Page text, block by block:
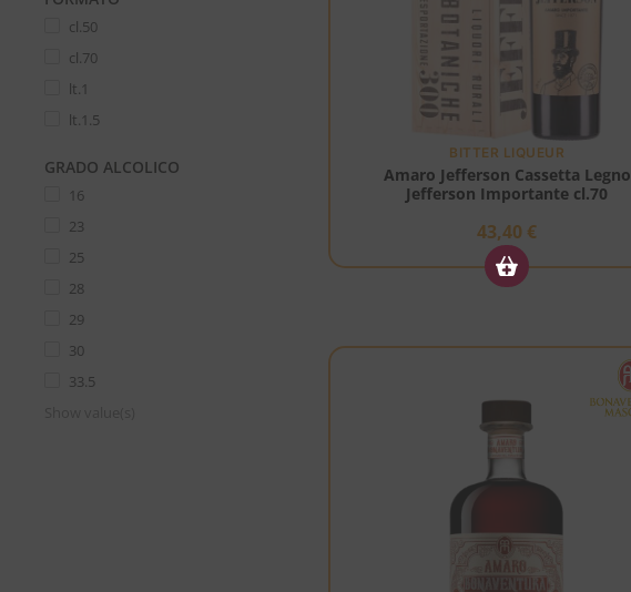
cl.50
cl.70
lt.1
lt.1.5
GRADO ALCOLICO
16
23
25
28
29
30
33.5
BITTER LIQUEUR
Amaro Jefferson Cassetta Legno
Jefferson Importante cl.70
43,40 €